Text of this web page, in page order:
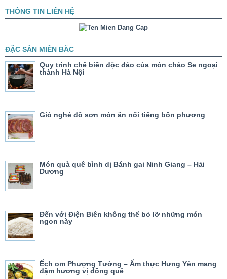
THÔNG TIN LIÊN HỆ
ĐẶC SẢN MIỀN BẮC
Quy trình chế biến độc đáo của món cháo Se ngoại
thành Hà Nội
Giò nghé đồ sơn món ăn nổi tiếng bốn phương
Món quà quê bình dị Bánh gai Ninh Giang – Hải
Dương
Đến với Điện Biên không thể bỏ lỡ những món
ngon này
Ếch om Phượng Tường – Ẩm thực Hưng Yên mang
đậm hương vị đồng quê